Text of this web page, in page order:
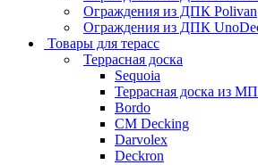
Ограждения из ДПК Polivan
Ограждения из ДПК
Товары для терасс
Террасная доска
Sequoia
Террасная доска из
Bordo
CM Decking
Darvolex
Deckron